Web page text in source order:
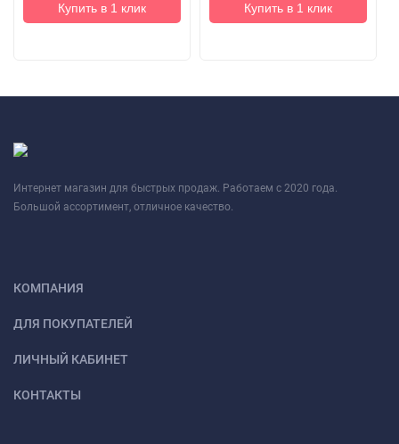
Купить в 1 клик Купить в 1 клик
Интернет магазин для быстрых продаж. Работаем с 2020 года.
Большой ассортимент, отличное качество.
КОМПАНИЯ
ДЛЯ ПОКУПАТЕЛЕЙ
ЛИЧНЫЙ КАБИНЕТ
КОНТАКТЫ